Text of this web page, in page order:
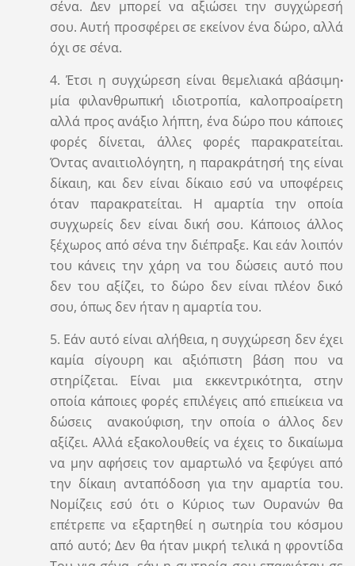
σένα. Δεν μπορεί να αξιώσει την συγχώρεσή
σου. Αυτή προσφέρει σε εκείνον ένα δώρο, αλλά
όχι σε σένα.
4. Έτσι η συγχώρεση είναι θεμελιακά αβάσιμη∙
μία φιλανθρωπική ιδιοτροπία, καλοπροαίρετη
αλλά προς ανάξιο λήπτη, ένα δώρο που κάποιες
φορές δίνεται, άλλες φορές παρακρατείται.
Όντας αναιτιολόγητη, η παρακράτησή της είναι
δίκαιη, και δεν είναι δίκαιο εσύ να υποφέρεις
όταν παρακρατείται. Η αμαρτία την οποία
συγχωρείς δεν είναι δική σου. Κάποιος άλλος
ξέχωρος από σένα την διέπραξε. Και εάν λοιπόν
του κάνεις την χάρη να του δώσεις αυτό που
δεν του αξίζει, το δώρο δεν είναι πλέον δικό
σου, όπως δεν ήταν η αμαρτία του.
5. Εάν αυτό είναι αλήθεια, η συγχώρεση δεν έχει
καμία σίγουρη και αξιόπιστη βάση που να
στηρίζεται. Είναι μια εκκεντρικότητα, στην
οποία κάποιες φορές επιλέγεις από επιείκεια να
δώσεις ανακούφιση, την οποία ο άλλος δεν
αξίζει. Αλλά εξακολουθείς να έχεις το δικαίωμα
να μην αφήσεις τον αμαρτωλό να ξεφύγει από
την δίκαιη ανταπόδοση για την αμαρτία του.
Νομίζεις εσύ ότι ο Κύριος των Ουρανών θα
επέτρεπε να εξαρτηθεί η σωτηρία του κόσμου
από αυτό; Δεν θα ήταν μικρή τελικά η φροντίδα